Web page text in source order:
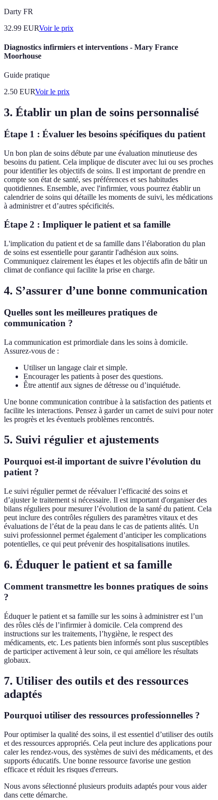
Darty FR
32.99 EURVoir le prix
Diagnostics infirmiers et interventions - Mary France
Moorhouse
Guide pratique
2.50 EURVoir le prix
3. Établir un plan de soins personnalisé
Étape 1 : Évaluer les besoins spécifiques du patient
Un bon plan de soins débute par une évaluation minutieuse des
besoins du patient. Cela implique de discuter avec lui ou ses proches
pour identifier les objectifs de soins. Il est important de prendre en
compte son état de santé, ses préférences et ses habitudes
quotidiennes. Ensemble, avec l'infirmier, vous pourrez établir un
calendrier de soins qui détaille les moments de suivi, les médications
à administrer et d’autres spécificités.
Étape 2 : Impliquer le patient et sa famille
L'implication du patient et de sa famille dans l’élaboration du plan
de soins est essentielle pour garantir l'adhésion aux soins.
Communiquez clairement les étapes et les objectifs afin de bâtir un
climat de confiance qui facilite la prise en charge.
4. S’assurer d’une bonne communication
Quelles sont les meilleures pratiques de
communication ?
La communication est primordiale dans les soins à domicile.
Assurez-vous de :
Utiliser un langage clair et simple.
Encourager les patients à poser des questions.
Être attentif aux signes de détresse ou d’inquiétude.
Une bonne communication contribue à la satisfaction des patients et
facilite les interactions. Pensez à garder un carnet de suivi pour noter
les progrès et les éventuels problèmes rencontrés.
5. Suivi régulier et ajustements
Pourquoi est-il important de suivre l’évolution du
patient ?
Le suivi régulier permet de réévaluer l’efficacité des soins et
d’ajuster le traitement si nécessaire. Il est important d'organiser des
bilans réguliers pour mesurer l’évolution de la santé du patient. Cela
peut inclure des contrôles réguliers des paramètres vitaux et des
évaluations de l’état de la peau dans le cas de patients alités. Un
suivi professionnel permet également d’anticiper les complications
potentielles, ce qui peut prévenir des hospitalisations inutiles.
6. Éduquer le patient et sa famille
Comment transmettre les bonnes pratiques de soins
?
Éduquer le patient et sa famille sur les soins à administrer est l’un
des rôles clés de l’infirmier à domicile. Cela comprend des
instructions sur les traitements, l’hygiène, le respect des
médicaments, etc. Les patients bien informés sont plus susceptibles
de participer activement à leur soin, ce qui améliore les résultats
globaux.
7. Utiliser des outils et des ressources
adaptés
Pourquoi utiliser des ressources professionnelles ?
Pour optimiser la qualité des soins, il est essentiel d’utiliser des outils
et des ressources appropriés. Cela peut inclure des applications pour
caler les rendez-vous, des systèmes de suivi des médicaments, et des
supports éducatifs. Une bonne ressource favorise une gestion
efficace et réduit les risques d'erreurs.
Nous avons sélectionné plusieurs produits adaptés pour vous aider
dans cette démarche.